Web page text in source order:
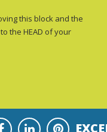
this block and the
the HEAD of your